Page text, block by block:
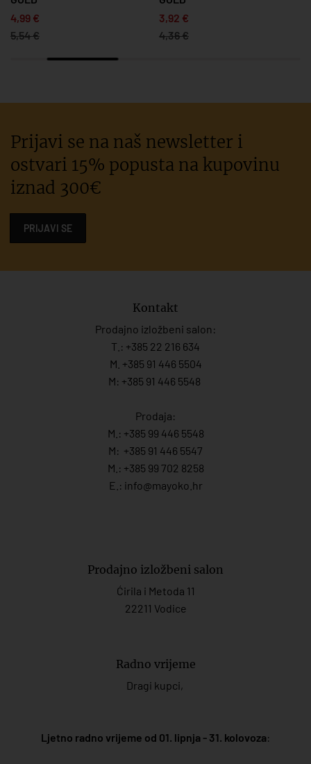
4,99 €
5,54 €
3,92 €
4,36 €
Prijavi se na naš newsletter i
ostvari 15% popusta na kupovinu
iznad 300€
PRIJAVI SE
Kontakt
Prodajno izložbeni salon:
T.: +385 22 216 634
M. +385 91 446 5504
M: +385 91 446 5548
Prodaja:
M.: +385 99 446 5548
M: +385 91 446 5547
M.: +385 99 702 8258
E.: info@mayoko. hr
Prodajno izložbeni salon
Ćirila i Metoda 11
22211 Vodice
Radno vrijeme
Dragi kupci,
Ljetno radno vrijeme od 01. lipnja - 31. kolovoza: